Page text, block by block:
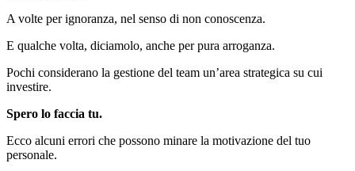
A volte per ignoranza, nel senso di non conoscenza.
E qualche volta, diciamolo, anche per pura arroganza.
Pochi considerano la gestione del team un’area strategica su cui
investire.
Spero lo faccia tu.
Ecco alcuni errori che possono minare la motivazione del tuo
personale.